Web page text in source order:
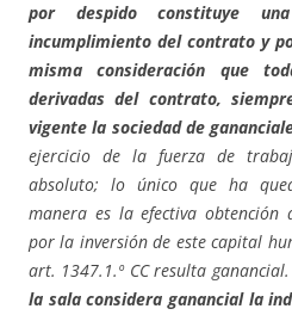
por despido constituye
incumplimiento del contrato y
misma consideración que
derivadas del contrato,
vigente la sociedad de
ejercicio de la fuerza de
absoluto; lo único que ha
manera es la efectiva obtención
por la inversión de este capital
art. 1347.1.º CC resulta
la sala considera ganancial la